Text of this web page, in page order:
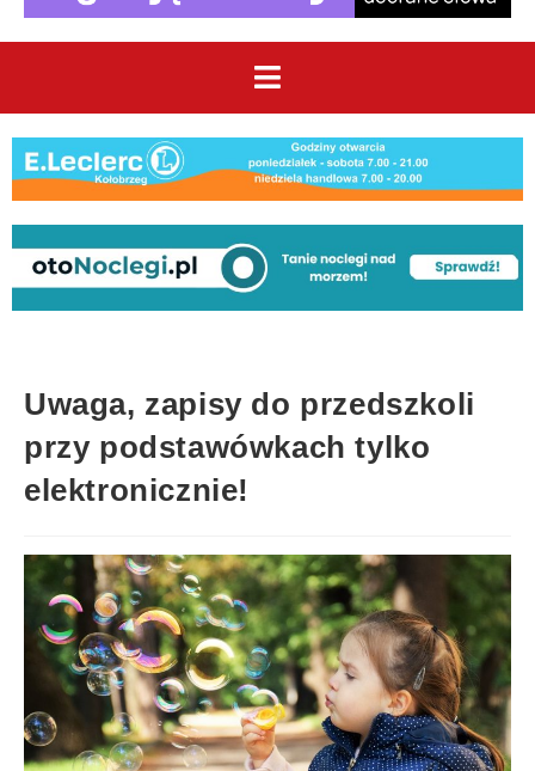
Uwaga, zapisy do przedszkoli
przy podstawówkach tylko
elektronicznie!